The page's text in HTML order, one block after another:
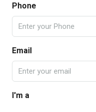
Phone
Email
I'm a